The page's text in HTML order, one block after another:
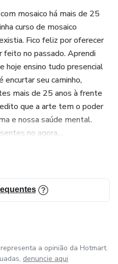
mosaico há mais de 25
curso de mosaico
Fico feliz por oferecer
feito no passado. Aprendi
hoje ensino tudo presencial
seu caminho,
mais de 25 anos à frente
que a arte tem o poder
e nossa saúde mental.
no agora....
a opinião da Hotmart.
denuncie aqui